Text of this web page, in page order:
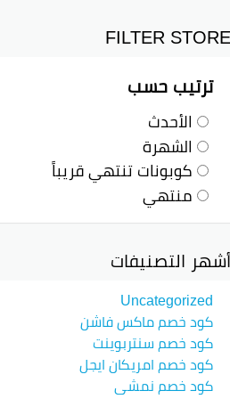
العملاء الجدد فرصة الحصول على
الشراء الإلكترونية، مما يجعل
يأتي عيد الأم حيث يتم تقديم
في تعزيز المشاعر الإيجابية
رنين بتلبية احتياجات العملاء
FILTER STORE
ترتيب حسب
الأحدث
الشهرة
كوبونات تنتهي قريباً
منتهي
أشهر التصنيفات
Uncategorized
كود خصم ماكس فاشن
كود خصم سنتربوينت
كود خصم امريكان ايجل
كود خصم نمشي